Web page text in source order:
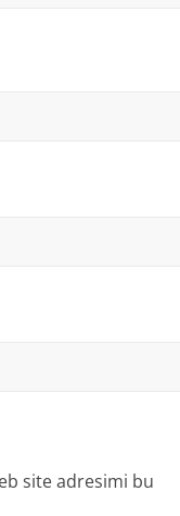
site adresimi bu